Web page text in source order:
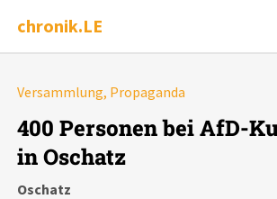
chronik.LE
Ereignis melden
Chronik
Versammlung, Propaganda
400 Personen bei AfD-
in Oschatz
Oschatz
Alle Ereignisse
7502 Ereignisse
Ereignisse